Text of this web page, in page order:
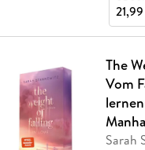
The
Vom
Sarah